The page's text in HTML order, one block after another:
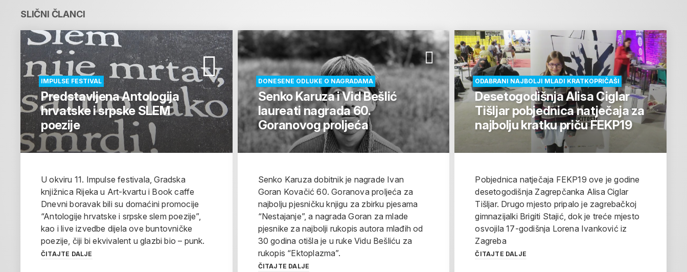
SLIČNI ČLANCI
IMPULSE FESTIVAL
Predstavljena Antologija
hrvatske i srpske SLEM
poezije
U okviru 11. Impulse festivala, Gradska
knjižnica Rijeka u Art-kvartu i Book caffe
Dnevni boravak bili su domaćini promocije
“Antologije hrvatske i srpske slem poezije”,
kao i live izvedbe dijela ove buntovničke
poezije, čiji bi ekvivalent u glazbi bio – punk.
ČITAJTE DALJE
DONESENE ODLUKE O NAGRADAMA
Senko Karuza i Vid Bešlić
laureati nagrada 60.
Goranovog proljeća
Senko Karuza dobitnik je nagrade Ivan
Goran Kovačić 60. Goranova proljeća za
najbolju pjesničku knjigu za zbirku pjesama
“Nestajanje”, a nagrada Goran za mlade
pjesnike za najbolji rukopis autora mlađih od
30 godina otišla je u ruke Vidu Bešliću za
rukopis “Ektoplazma”.
ČITAJTE DALJE
ODABRANI NAJBOLJI MLADI KRATKOPRIČAŠI
Desetogodišnja Alisa Ciglar
Tišljar pobjednica natječaja za
najbolju kratku priču FEKP19
Pobjednica natječaja FEKP19 ove je godine
desetogodišnja Zagrepčanka Alisa Ciglar
Tišljar. Drugo mjesto pripalo je zagrebačkoj
gimnazijalki Brigiti Stajić, dok je treće mjesto
osvojila 17-godišnja Lorena Ivanković iz
Zagreba
ČITAJTE DALJE